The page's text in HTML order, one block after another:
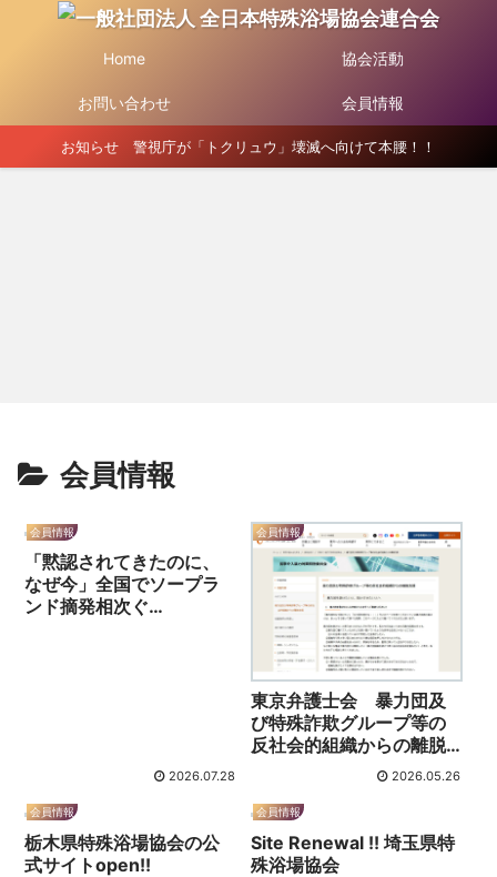
Home 協会活動
お問い合わせ 会員情報
お知らせ 警視庁が「トクリュウ」壊滅へ向けて本腰！！
会員情報
会員情報
「黙認されてきたのに、
なぜ今」全国でソープラ
ンド摘発相次ぐ…
2026.07.28
会員情報
東京弁護士会 暴力団及
び特殊詐欺グループ等の
反社会的組織からの離脱
2026.05.26
会員情報
栃木県特殊浴場協会の公
式サイトopen!!
会員情報
Site Renewal !! 埼玉県特
殊浴場協会